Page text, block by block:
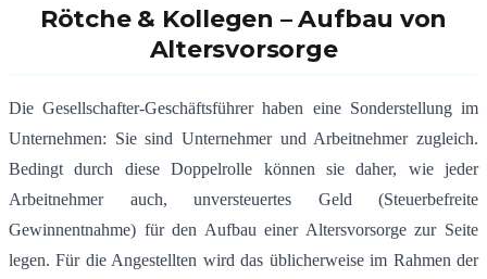
Rötche & Kollegen – Aufbau von
Altersvorsorge
Die Gesellschafter-Geschäftsführer haben eine Sonderstellung im
Unternehmen: Sie sind Unternehmer und Arbeitnehmer zugleich.
Bedingt durch diese Doppelrolle können sie daher, wie jeder
Arbeitnehmer auch, unversteuertes Geld (Steuerbefreite
Gewinnentnahme) für den Aufbau einer Altersvorsorge zur Seite
legen. Für die Angestellten wird das üblicherweise im Rahmen der